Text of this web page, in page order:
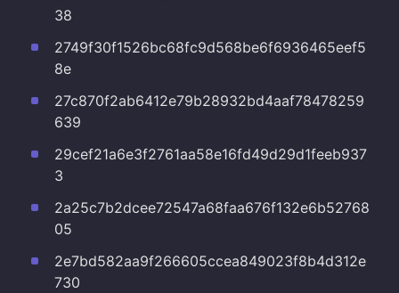
38
2749f30f1526bc68fc9d568be6f6936465eef5
8e
27c870f2ab6412e79b28932bd4aaf78478259
639
29cef21a6e3f2761aa58e16fd49d29d1feeb937
3
2a25c7b2dcee72547a68faa676f132e6b52768
05
2e7bd582aa9f266605ccea849023f8b4d312e
730